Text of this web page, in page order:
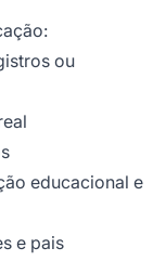
ou
educacional e
e pais